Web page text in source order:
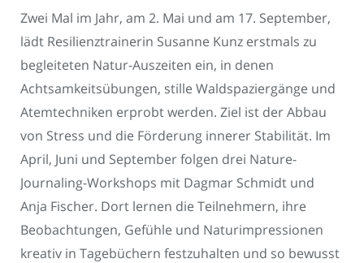
Zwei Mal im Jahr, am 2. Mai und am 17. September,
lädt Resilienztrainerin Susanne Kunz erstmals zu
begleiteten Natur-Auszeiten ein, in denen
Achtsamkeitsübungen, stille Waldspaziergänge und
Atemtechniken erprobt werden. Ziel ist der Abbau
von Stress und die Förderung innerer Stabilität. Im
April, Juni und September folgen drei Nature-
Journaling-Workshops mit Dagmar Schmidt und
Anja Fischer. Dort lernen die Teilnehmern, ihre
Beobachtungen, Gefühle und Naturimpressionen
kreativ in Tagebüchern festzuhalten und so bewusst